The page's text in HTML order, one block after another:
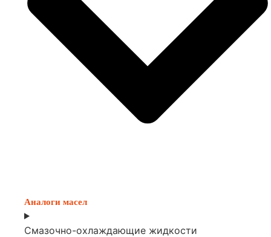
Аналоги масел
Смазочно-охлаждающие жидкости